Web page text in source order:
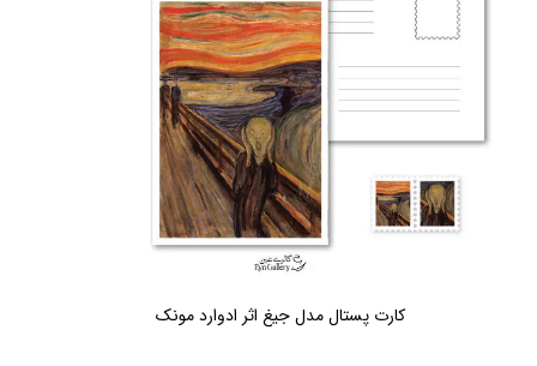
کارت پستال مدل جیغ اثر ادوارد مونک